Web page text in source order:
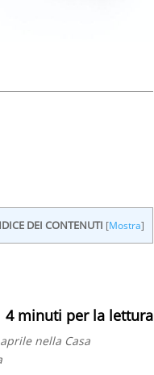
DEI CONTENUTI [Mostra]
4minuti per la lettura
nella Casa